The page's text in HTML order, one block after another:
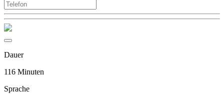
Dauer
116 Minuten
Sprache